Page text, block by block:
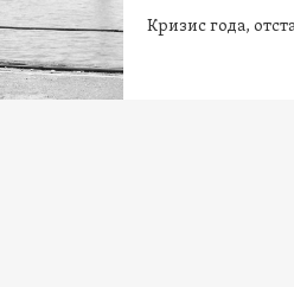
Кризис года,